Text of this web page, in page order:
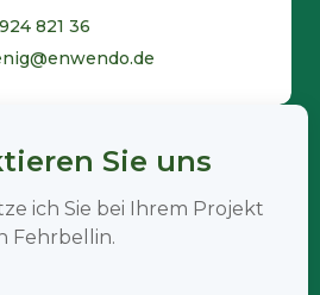
821 36
Sie uns
ich Sie bei Ihrem Projekt
Fehrbellin.